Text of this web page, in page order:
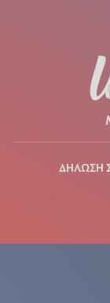
ΔΗΛΩΣΗ